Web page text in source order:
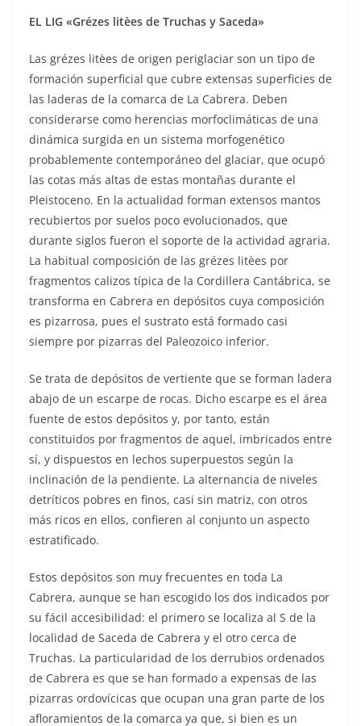
EL LIG «Grézes litèes de Truchas y Saceda»
Las grézes litèes de origen periglaciar son un tipo de
formación superficial que cubre extensas superficies de
las laderas de la comarca de La Cabrera. Deben
considerarse como herencias morfoclimáticas de una
dinámica surgida en un sistema morfogenético
probablemente contemporáneo del glaciar, que ocupó
las cotas más altas de estas montañas durante el
Pleistoceno. En la actualidad forman extensos mantos
recubiertos por suelos poco evolucionados, que
durante siglos fueron el soporte de la actividad agraria.
La habitual composición de las grézes litèes por
fragmentos calizos típica de la Cordillera Cantábrica, se
transforma en Cabrera en depósitos cuya composición
es pizarrosa, pues el sustrato está formado casi
siempre por pizarras del Paleozoico inferior.
Se trata de depósitos de vertiente que se forman ladera
abajo de un escarpe de rocas. Dicho escarpe es el área
fuente de estos depósitos y, por tanto, están
constituidos por fragmentos de aquel, imbricados entre
sí, y dispuestos en lechos superpuestos según la
inclinación de la pendiente. La alternancia de niveles
detríticos pobres en finos, casi sin matriz, con otros
más ricos en ellos, confieren al conjunto un aspecto
estratificado.
Estos depósitos son muy frecuentes en toda La
Cabrera, aunque se han escogido los dos indicados por
su fácil accesibilidad: el primero se localiza al S de la
localidad de Saceda de Cabrera y el otro cerca de
Truchas. La particularidad de los derrubios ordenados
de Cabrera es que se han formado a expensas de las
pizarras ordovícicas que ocupan una gran parte de los
afloramientos de la comarca ya que, si bien es un